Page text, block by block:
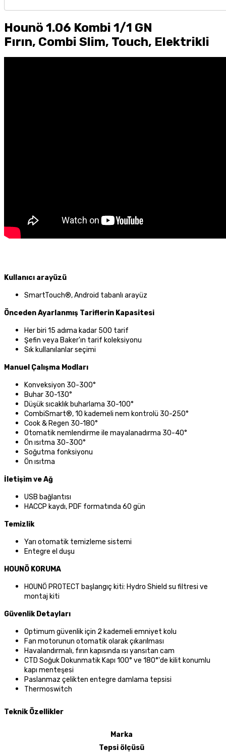
Hounö 1.06 Kombi 1/1 GN
Fırın, Combi Slim, Touch, Elektrikli
Kullanıcı arayüzü
SmartTouch®, Android tabanlı arayüz
Önceden Ayarlanmış Tariflerin Kapasitesi
Her biri 15 adıma kadar 500 tarif
Şefin veya Baker'ın tarif koleksiyonu
Sık kullanılanlar seçimi
Manuel Çalışma Modları
Konveksiyon 30-300°
Buhar 30-130°
Düşük sıcaklık buharlama 30-100°
CombiSmart®, 10 kademeli nem kontrolü 30-250°
Cook& Regen 30-180°
Otomatik nemlendirme ile mayalanadırma 30-40°
Ön ısıtma 30-300°
Soğutma fonksiyonu
Ön ısıtma
İletişim ve Ağ
USB bağlantısı
HACCP kaydı, PDF formatında 60 gün
Temizlik
Yarı otomatik temizleme sistemi
Entegre el duşu
HOUNÖ KORUMA
HOUNÖ PROTECT başlangıç kiti: Hydro Shield su filtresi ve
montaj kiti
Güvenlik Detayları
Optimum güvenlik için 2 kademeli emniyet kolu
Fan motorunun otomatik olarak çıkarılması
Havalandırmalı, fırın kapısında ısı yansıtan cam
CTD Soğuk Dokunmatik Kapı 100° ve 180°'de kilit konumlu
kapı menteşesi
Paslanmaz çelikten entegre damlama tepsisi
Thermoswitch
Teknik Özellikler
Marka
Tepsi ölçüsü